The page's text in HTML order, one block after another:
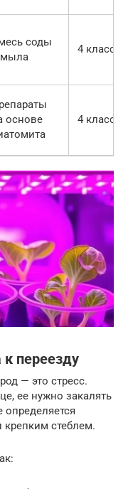
соды
4 класс
основе
4 класс
к переезду
— это стресс.
ее нужно закалять
определяется
крепким стеблем.